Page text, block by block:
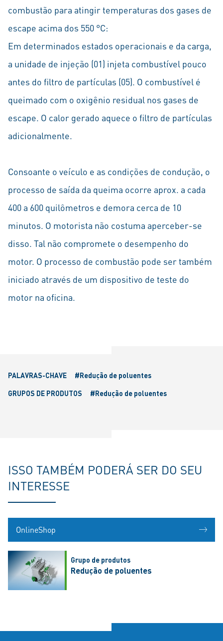
combustão para atingir temperaturas dos gases de
escape acima dos 550 °C:
Em determinados estados operacionais e da carga,
a unidade de injeção (01) injeta combustível pouco
antes do filtro de partículas (05). O combustível é
queimado com o oxigênio residual nos gases de
escape. O calor gerado aquece o filtro de partículas
adicionalmente.
Consoante o veículo e as condições de condução, o
processo de saída da queima ocorre aprox. a cada
400 a 600 quilômetros e demora cerca de 10
minutos. O motorista não costuma aperceber-se
disso. Tal não compromete o desempenho do
motor. O processo de combustão pode ser também
iniciado através de um dispositivo de teste do
motor na oficina.
PALAVRAS-CHAVE
#Redução de poluentes
GRUPOS DE PRODUTOS
#Redução de poluentes
ISSO TAMBÉM PODERÁ SER DO SEU
INTERESSE
OnlineShop
Grupo de produtos
Redução de poluentes